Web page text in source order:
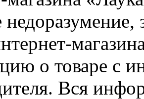
недоразумение,
о товаре с
Вся